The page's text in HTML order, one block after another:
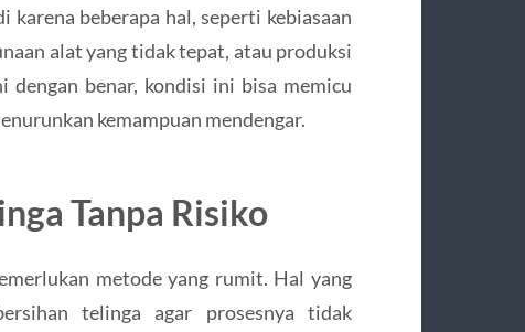
beberapa hal, seperti kebiasaan
alat yang tidak tepat, atau produksi
dengan benar, kondisi ini bisa memicu
kemampuan mendengar.
Tanpa Risiko
metode yang rumit. Hal yang
telinga agar prosesnya tidak